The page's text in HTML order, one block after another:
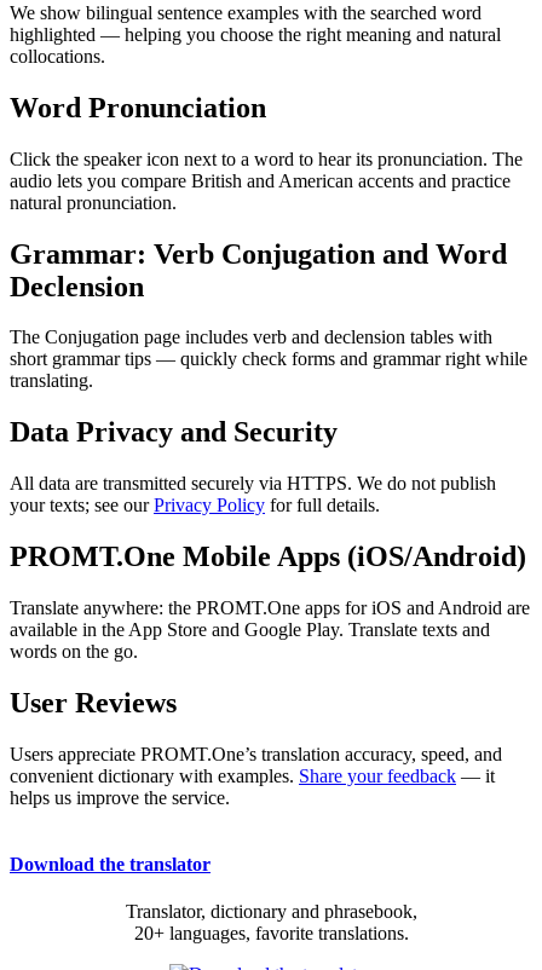
We show bilingual sentence examples with the searched word
highlighted — helping you choose the right meaning and natural
collocations.
Word Pronunciation
Click the speaker icon next to a word to hear its pronunciation. The
audio lets you compare British and American accents and practice
natural pronunciation.
Grammar: Verb Conjugation and Word
Declension
The Conjugation page includes verb and declension tables with
short grammar tips — quickly check forms and grammar right while
translating.
Data Privacy and Security
All data are transmitted securely via HTTPS. We do not publish
your texts; see ourPrivacy Policy for full details.
PROMT.One Mobile Apps (iOS/Android)
Translate anywhere: the PROMT.One apps for iOS and Android are
available in the App Store and Google Play. Translate texts and
words on the go.
User Reviews
Users appreciate PROMT.One’s translation accuracy, speed, and
convenient dictionary with examples. Share your feedback — it
helps us improve the service.
Download the translator
Translator, dictionary and phrasebook,
20+ languages, favorite translations.